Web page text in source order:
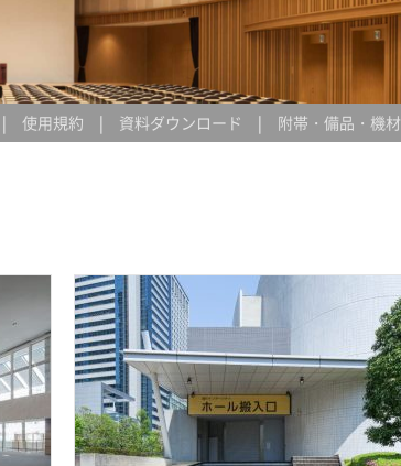
使用規約 資料ダウンロード 附帯・備品・機材